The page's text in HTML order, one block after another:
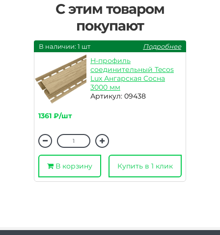
С этим товаром
покупают
В наличии: 1 шт Подробнее
H-профиль
соединительный Tecos
Lux Ангарская Сосна
3000 мм
Артикул: 09438
1361 ₽/шт
В корзину Купить в 1 клик